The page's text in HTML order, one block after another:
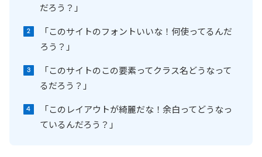
だろう？」
「このサイトのフォントいいな！何使ってるんだ
ろう？」
「このサイトのこの要素ってクラス名どうなって
るだろう？」
「このレイアウトが綺麗だな！余白ってどうなっ
ているんだろう？」